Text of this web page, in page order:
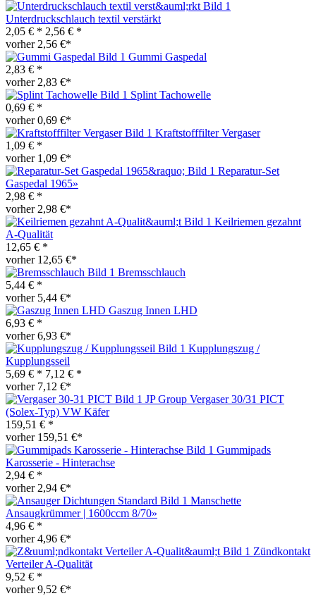
Unterdruckschlauch textil verstärkt
2,05 € * 2,56 € *
vorher 2,56 €*
Gummi Gaspedal
2,83 € *
vorher 2,83 €*
Splint Tachowelle
0,69 € *
vorher 0,69 €*
Kraftstofffilter Vergaser
1,09 € *
vorher 1,09 €*
Reparatur-Set
Gaspedal 1965»
2,98 € *
vorher 2,98 €*
Keilriemen gezahnt
A-Qualität
12,65 € *
vorher 12,65 €*
Bremsschlauch
5,44 € *
vorher 5,44 €*
Gaszug Innen LHD
6,93 € *
vorher 6,93 €*
Kupplungszug /
Kupplungsseil
5,69 € * 7,12 € *
vorher 7,12 €*
JP Group Vergaser 30/31 PICT
(Solex-Typ) VW Käfer
159,51 € *
vorher 159,51 €*
Gummipads
Karosserie - Hinterachse
2,94 € *
vorher 2,94 €*
Manschette
Ansaugkrümmer | 1600ccm 8/70»
4,96 € *
vorher 4,96 €*
Zündkontakt
Verteiler A-Qualität
9,52 € *
vorher 9,52 €*